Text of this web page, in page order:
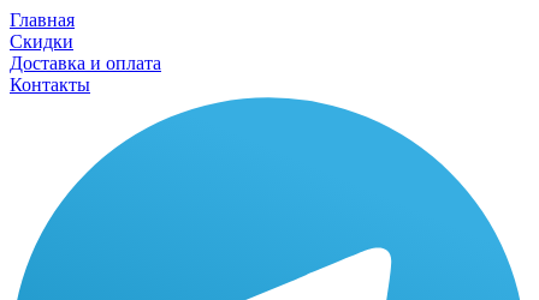
Главная
Скидки
Доставка и оплата
Контакты